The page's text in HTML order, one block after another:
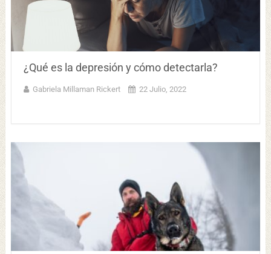
¿Qué es la depresión y cómo detectarla?
Gabriela Millaman Rickert 22 Julio, 2022